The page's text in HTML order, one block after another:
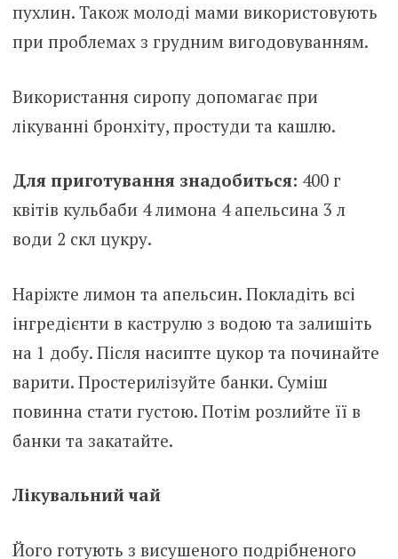
пухлин. Також молоді мами використовують
при проблемах з грудним вигодовуванням.
Використання сиропу допомагає при
лікуванні бронхіту, простуди та кашлю.
Для приготування знадобиться: 400 г
квітів кульбаби 4 лимона 4 апельсина 3 л
води 2 скл цукру.
Наріжте лимон та апельсин. Покладіть всі
інгредієнти в каструлю з водою та залишіть
на 1 добу. Після насипте цукор та починайте
варити. Простерилізуйте банки. Суміш
повинна стати густою. Потім розлийте її в
банки та закатайте.
Лікувальний чай
Його готують з висушеного подрібненого